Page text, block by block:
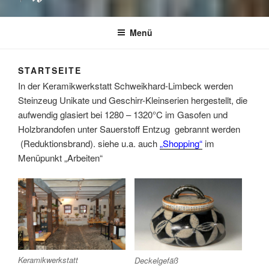
Menü
STARTSEITE
In der Keramikwerkstatt Schweikhard-Limbeck werden
Steinzeug Unikate und Geschirr-Kleinserien hergestellt, die
aufwendig glasiert bei 1280 – 1320°C im Gasofen und
Holzbrandofen unter Sauerstoff Entzug gebrannt werden
(Reduktionsbrand). siehe u.a. auch„Shopping“ im
Menüpunkt „Arbeiten“
Keramikwerkstatt Deckelgefäß